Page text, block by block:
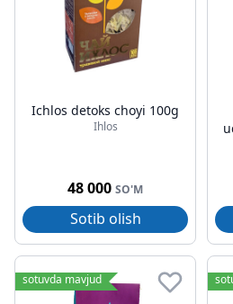
Ichlos detoks choyi 100g
Ihlos
48 000 SO'M
Sotib olish
sotuvda mavjud